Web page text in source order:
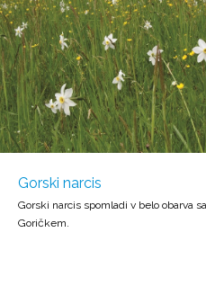
Gorski narcis
Gorski narcis spomladi v belo obarva
Goričkem.